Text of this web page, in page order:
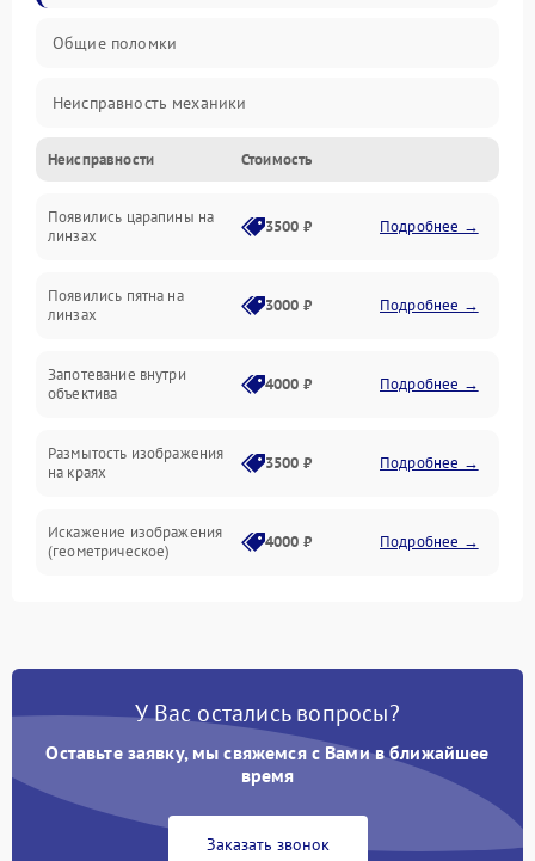
Общие поломки
Неисправность механики
Неисправность электроники (если объектив с мотором/
Прочие неисправности
Неисправности Стоимость
Появились царапины на
линзах
3500 ₽ Подробнее →
Появились пятна на
линзах
3000 ₽ Подробнее →
Запотевание внутри
объектива
4000 ₽ Подробнее →
Размытость изображения
на краях
3500 ₽ Подробнее →
Искажение изображения
(геометрическое)
4000 ₽ Подробнее →
при всех фокусных
4500 ₽ Подробнее →
У Вас остались вопросы?
Оставьте заявку, мы свяжемся с Вами в ближайшее
время
Заказать звонок